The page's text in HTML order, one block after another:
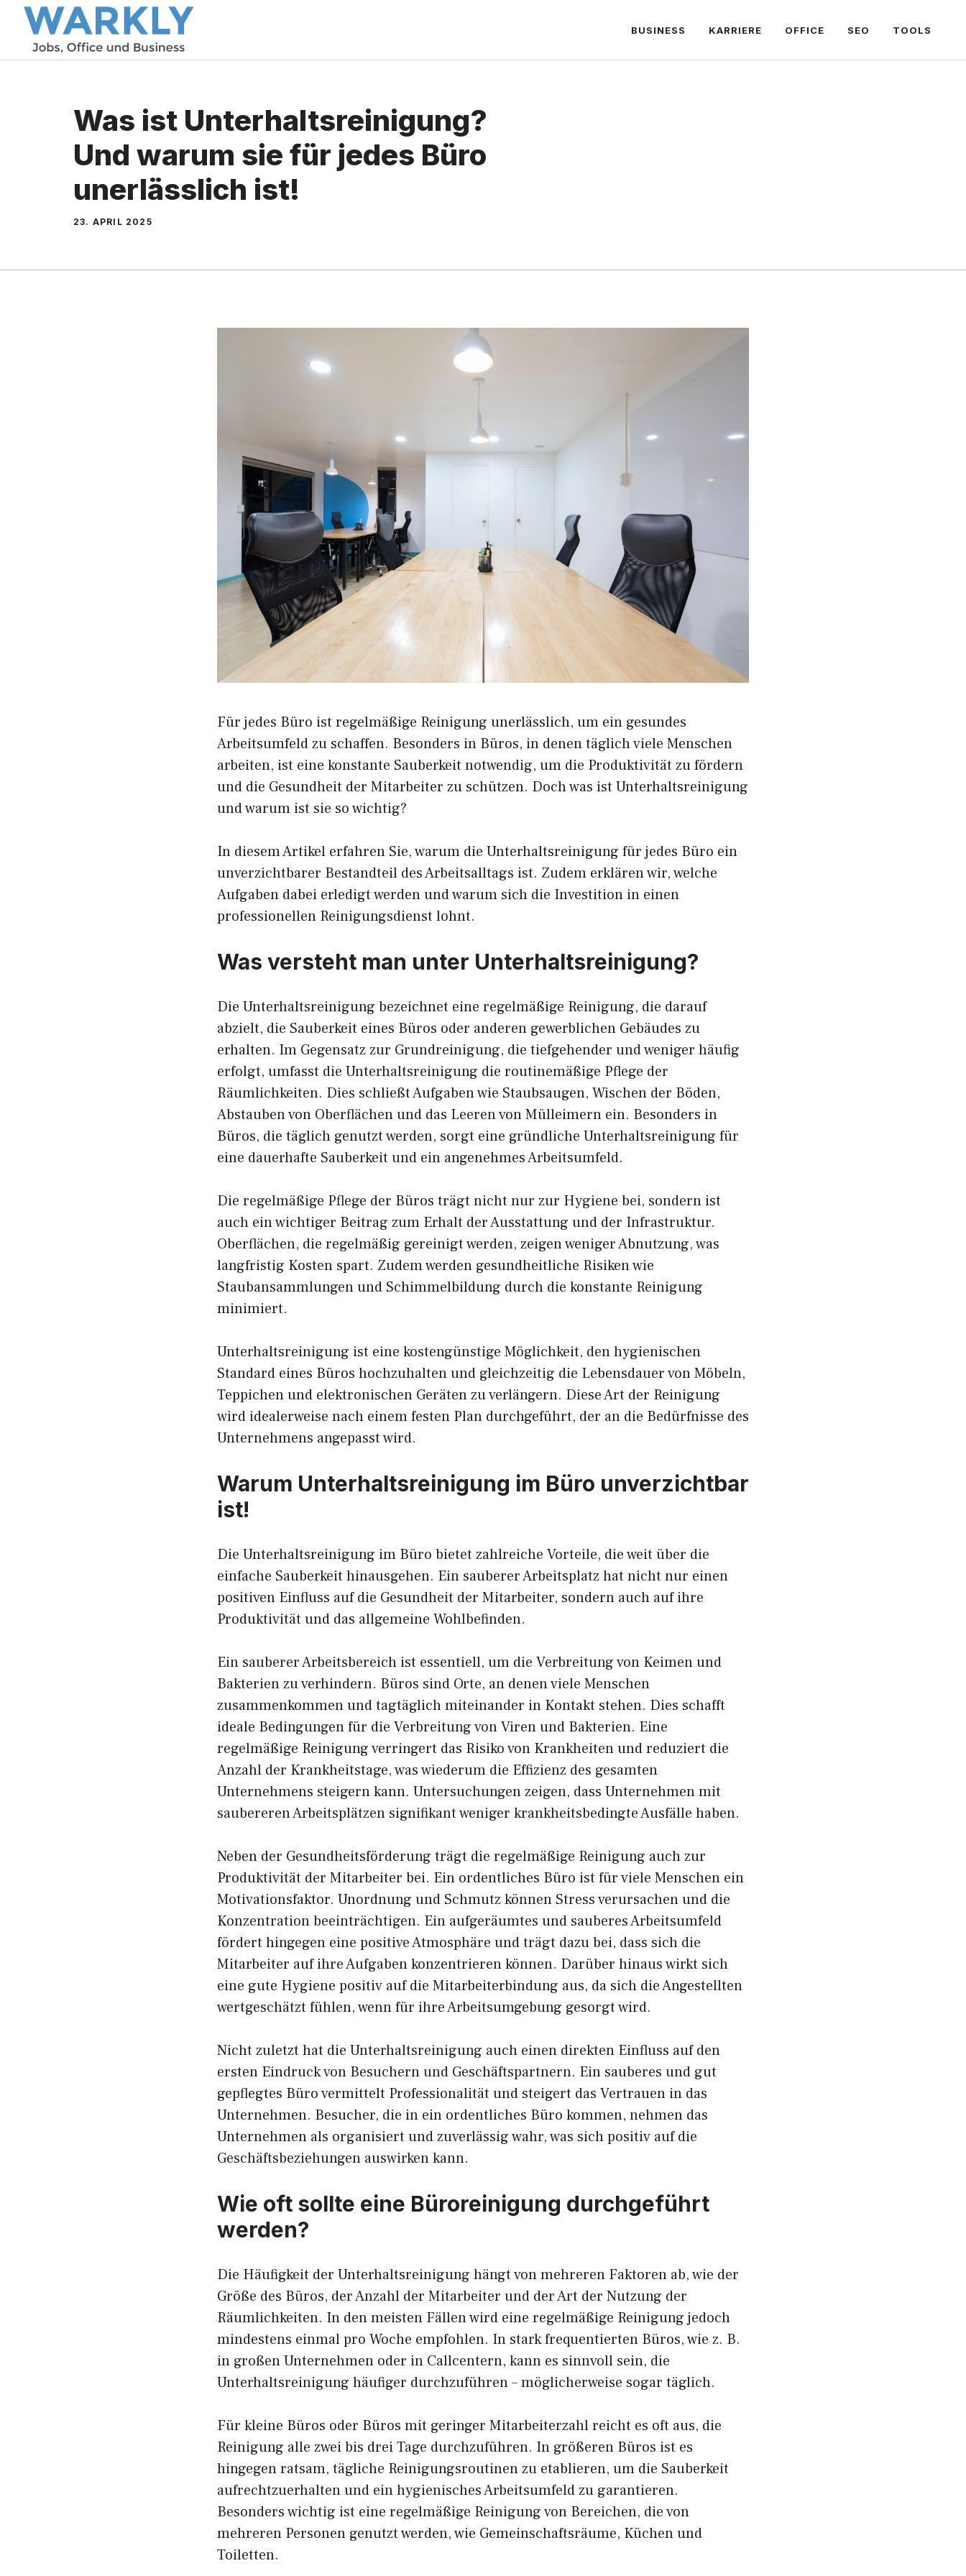
Zum
Inhalt
springen
BUSINESS KARRIERE OFFICE SEO TOOLS
Was ist Unterhaltsreinigung?
Und warum sie für jedes Büro
unerlässlich ist!
23. APRIL 2025
Für jedes Büro ist regelmäßige Reinigung unerlässlich, um ein gesundes
Arbeitsumfeld zu schaffen. Besonders in Büros, in denen täglich viele Menschen
arbeiten, ist eine konstante Sauberkeit notwendig, um die Produktivität zu fördern
und die Gesundheit der Mitarbeiter zu schützen. Doch was ist Unterhaltsreinigung
und warum ist sie so wichtig?
In diesem Artikel erfahren Sie, warum die Unterhaltsreinigung für jedes Büro ein
unverzichtbarer Bestandteil des Arbeitsalltags ist. Zudem erklären wir, welche
Aufgaben dabei erledigt werden und warum sich die Investition in einen
professionellen Reinigungsdienst lohnt.
Was versteht man unter Unterhaltsreinigung?
Die Unterhaltsreinigung bezeichnet eine regelmäßige Reinigung, die darauf
abzielt, die Sauberkeit eines Büros oder anderen gewerblichen Gebäudes zu
erhalten. Im Gegensatz zur Grundreinigung, die tiefgehender und weniger häufig
erfolgt, umfasst die Unterhaltsreinigung die routinemäßige Pflege der
Räumlichkeiten. Dies schließt Aufgaben wie Staubsaugen, Wischen der Böden,
Abstauben von Oberflächen und das Leeren von Mülleimern ein. Besonders in
Büros, die täglich genutzt werden, sorgt eine gründliche Unterhaltsreinigung für
eine dauerhafte Sauberkeit und ein angenehmes Arbeitsumfeld.
Die regelmäßige Pflege der Büros trägt nicht nur zur Hygiene bei, sondern ist
auch ein wichtiger Beitrag zum Erhalt der Ausstattung und der Infrastruktur.
Oberflächen, die regelmäßig gereinigt werden, zeigen weniger Abnutzung, was
langfristig Kosten spart. Zudem werden gesundheitliche Risiken wie
Staubansammlungen und Schimmelbildung durch die konstante Reinigung
minimiert.
Unterhaltsreinigung ist eine kostengünstige Möglichkeit, den hygienischen
Standard eines Büros hochzuhalten und gleichzeitig die Lebensdauer von Möbeln,
Teppichen und elektronischen Geräten zu verlängern. Diese Art der Reinigung
wird idealerweise nach einem festen Plan durchgeführt, der an die Bedürfnisse des
Unternehmens angepasst wird.
Warum Unterhaltsreinigung im Büro unverzichtbar
ist!
Die Unterhaltsreinigung im Büro bietet zahlreiche Vorteile, die weit über die
einfache Sauberkeit hinausgehen. Ein sauberer Arbeitsplatz hat nicht nur einen
positiven Einfluss auf die Gesundheit der Mitarbeiter, sondern auch auf ihre
Produktivität und das allgemeine Wohlbefinden.
Ein sauberer Arbeitsbereich ist essentiell, um die Verbreitung von Keimen und
Bakterien zu verhindern. Büros sind Orte, an denen viele Menschen
zusammenkommen und tagtäglich miteinander in Kontakt stehen. Dies schafft
ideale Bedingungen für die Verbreitung von Viren und Bakterien. Eine
regelmäßige Reinigung verringert das Risiko von Krankheiten und reduziert die
Anzahl der Krankheitstage, was wiederum die Effizienz des gesamten
Unternehmens steigern kann. Untersuchungen zeigen, dass Unternehmen mit
saubereren Arbeitsplätzen signifikant weniger krankheitsbedingte Ausfälle haben.
Neben der Gesundheitsförderung trägt die regelmäßige Reinigung auch zur
Produktivität der Mitarbeiter bei. Ein ordentliches Büro ist für viele Menschen ein
Motivationsfaktor. Unordnung und Schmutz können Stress verursachen und die
Konzentration beeinträchtigen. Ein aufgeräumtes und sauberes Arbeitsumfeld
fördert hingegen eine positive Atmosphäre und trägt dazu bei, dass sich die
Mitarbeiter auf ihre Aufgaben konzentrieren können. Darüber hinaus wirkt sich
eine gute Hygiene positiv auf die Mitarbeiterbindung aus, da sich die Angestellten
wertgeschätzt fühlen, wenn für ihre Arbeitsumgebung gesorgt wird.
Nicht zuletzt hat die Unterhaltsreinigung auch einen direkten Einfluss auf den
ersten Eindruck von Besuchern und Geschäftspartnern. Ein sauberes und gut
gepflegtes Büro vermittelt Professionalität und steigert das Vertrauen in das
Unternehmen. Besucher, die in ein ordentliches Büro kommen, nehmen das
Unternehmen als organisiert und zuverlässig wahr, was sich positiv auf die
Geschäftsbeziehungen auswirken kann.
Wie oft sollte eine Büroreinigung durchgeführt
werden?
Die Häufigkeit der Unterhaltsreinigung hängt von mehreren Faktoren ab, wie der
Größe des Büros, der Anzahl der Mitarbeiter und der Art der Nutzung der
Räumlichkeiten. In den meisten Fällen wird eine regelmäßige Reinigung jedoch
mindestens einmal pro Woche empfohlen. In stark frequentierten Büros, wie z. B.
in großen Unternehmen oder in Callcentern, kann es sinnvoll sein, die
Unterhaltsreinigung häufiger durchzuführen – möglicherweise sogar täglich.
Für kleine Büros oder Büros mit geringer Mitarbeiterzahl reicht es oft aus, die
Reinigung alle zwei bis drei Tage durchzuführen. In größeren Büros ist es
hingegen ratsam, tägliche Reinigungsroutinen zu etablieren, um die Sauberkeit
aufrechtzuerhalten und ein hygienisches Arbeitsumfeld zu garantieren.
Besonders wichtig ist eine regelmäßige Reinigung von Bereichen, die von
mehreren Personen genutzt werden, wie Gemeinschaftsräume, Küchen und
Toiletten.